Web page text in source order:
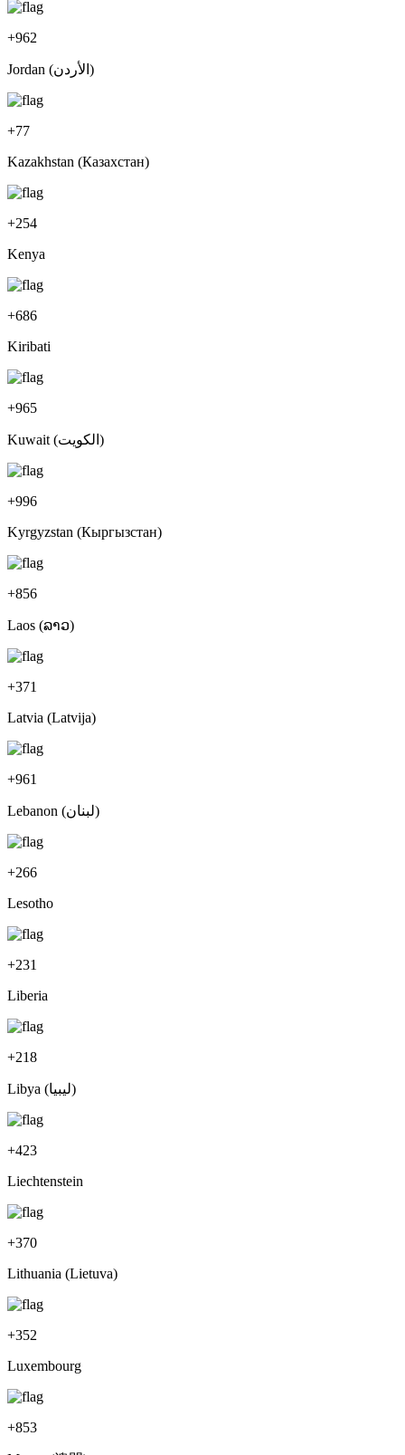
+962
Jordan (‫الأردن‬‎)
+77
Kazakhstan (Казахстан)
+254
Kenya
+686
Kiribati
+965
Kuwait (‫الكويت‬‎)
+996
Kyrgyzstan (Кыргызстан)
+856
Laos (ລາວ)
+371
Latvia (Latvija)
+961
Lebanon (‫لبنان‬‎)
+266
Lesotho
+231
Liberia
+218
Libya (‫ليبيا‬‎)
+423
Liechtenstein
+370
Lithuania (Lietuva)
+352
Luxembourg
+853